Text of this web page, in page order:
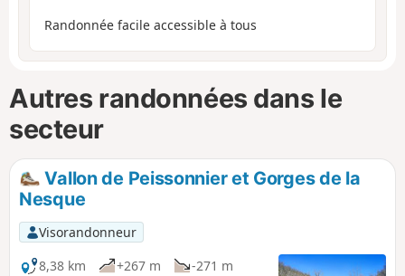
Randonnée facile accessible à tous
Autres randonnées dans le
secteur
Vallon de Peissonnier et Gorges de la
Nesque
Visorandonneur
8,38 km
+267 m
-271 m